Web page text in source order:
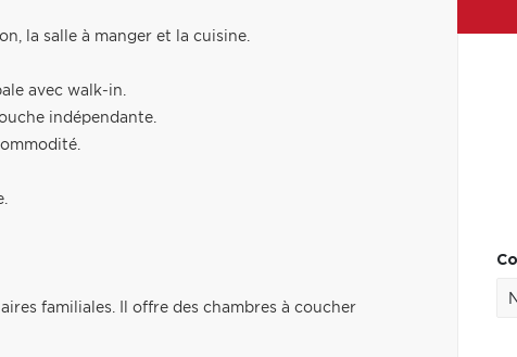
la salle à manger et la cuisine.
avec walk-in.
indépendante.
familiales. Il offre des chambres à coucher